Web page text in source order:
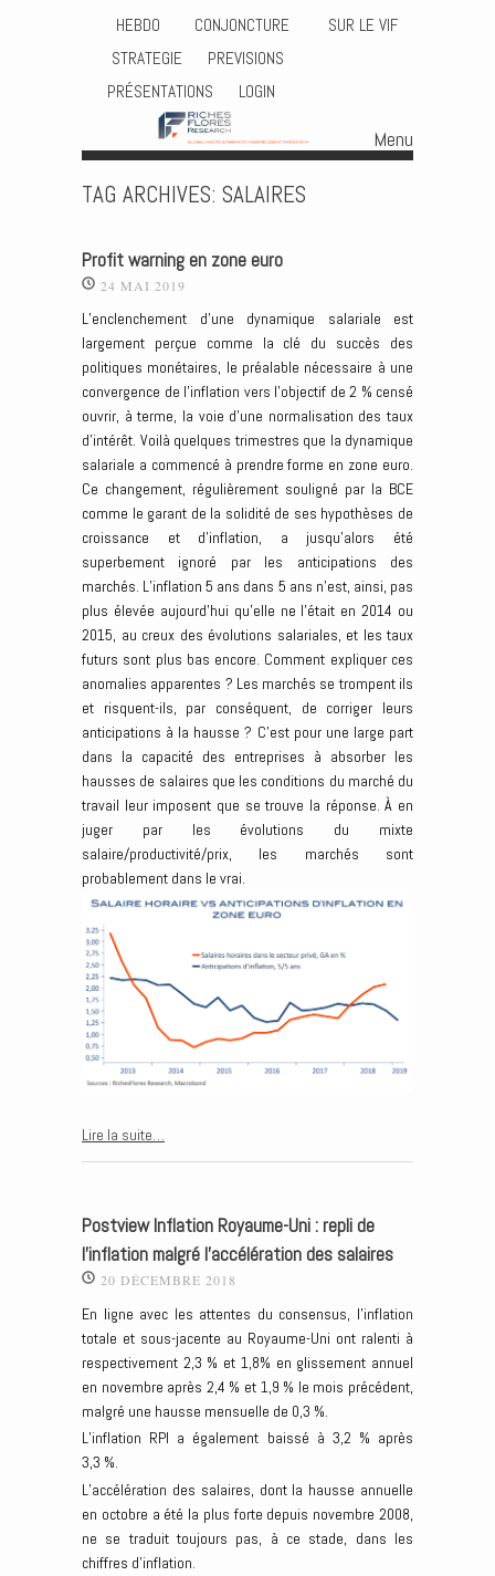
HEBDO CONJONCTURE
SUR LE VIF
STRATEGIE
PREVISIONS
PRÉSENTATIONS
LOGIN
Menu
TAG ARCHIVES: SALAIRES
Profit warning en zone euro
24 MAI 2019
L’enclenchement d’une dynamique salariale est
largement perçue comme la clé du succès des
politiques monétaires, le préalable nécessaire à une
convergence de l’inflation vers l’objectif de 2 % censé
ouvrir, à terme, la voie d’une normalisation des taux
d’intérêt. Voilà quelques trimestres que la dynamique
salariale a commencé à prendre forme en zone euro.
Ce changement, régulièrement souligné par la BCE
comme le garant de la solidité de ses hypothèses de
croissance et d’inflation, a jusqu’alors été
superbement ignoré par les anticipations des
marchés. L’inflation 5 ans dans 5 ans n’est, ainsi, pas
plus élevée aujourd’hui qu’elle ne l’était en 2014 ou
2015, au creux des évolutions salariales, et les taux
futurs sont plus bas encore. Comment expliquer ces
anomalies apparentes ? Les marchés se trompent ils
et risquent-ils, par conséquent, de corriger leurs
anticipations à la hausse ? C’est pour une large part
dans la capacité des entreprises à absorber les
hausses de salaires que les conditions du marché du
travail leur imposent que se trouve la réponse. À en
juger par les évolutions du mixte
salaire/productivité/prix, les marchés sont
probablement dans le vrai.
Lire la suite…
Postview Inflation Royaume-Uni : repli de
l’inflation malgré l’accélération des salaires
20 DÉCEMBRE 2018
En ligne avec les attentes du consensus, l’inflation
totale et sous-jacente au Royaume-Uni ont ralenti à
respectivement 2,3 % et 1,8% en glissement annuel
en novembre après 2,4 % et 1,9 % le mois précédent,
malgré une hausse mensuelle de 0,3 %.
L’inflation RPI a également baissé à 3,2 % après
3,3 %.
L’accélération des salaires, dont la hausse annuelle
en octobre a été la plus forte depuis novembre 2008,
ne se traduit toujours pas, à ce stade, dans les
chiffres d’inflation.